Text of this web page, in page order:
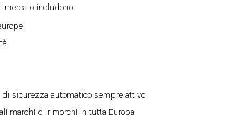
includono:
sicurezza automatico sempre attivo
marchi di rimorchi in tutta Europa